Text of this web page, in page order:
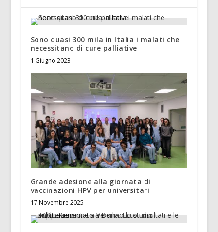
Sono quasi 300 mila in Italia i malati che
necessitano di cure palliative
1 Giugno 2023
Grande adesione alla giornata di
vaccinazioni HPV per universitari
17 Novembre 2025